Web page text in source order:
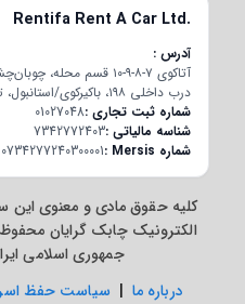
Rentifa Rent A Car Ltd.
آدرس
درب داخلی ۱۹۸، باکیرکوی/استانبول، ترکیه
شماره ثبت تجاری01027048
شناسه مالیاتی7342772403
شماره Mersis
0734277240300001
کلیه حقوق مادی و معنوی
الکترونیک چابک گرایان
جمهوری اسلامی
درباره ما | سیاست حفظ